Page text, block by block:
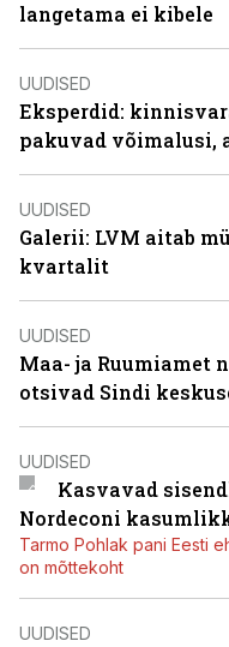
langetama ei kibele
UUDISED
Eksperdid:
pakuvad võimalusi,
UUDISED
Galerii: LVM aitab
kvartalit
UUDISED
Maa- ja Ruumiamet
otsivad Sindi
UUDISED
Kasvavad
Nordeconi
Tarmo Pohlak pani Eesti
on mõttekoht
UUDISED